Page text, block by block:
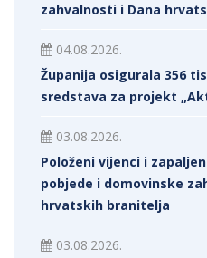
zahvalnosti i Dana
04.08.2026.
Županija osigurala 356
sredstava za projekt
03.08.2026.
Položeni vijenci i
pobjede i domovinske
hrvatskih branitelja
03.08.2026.